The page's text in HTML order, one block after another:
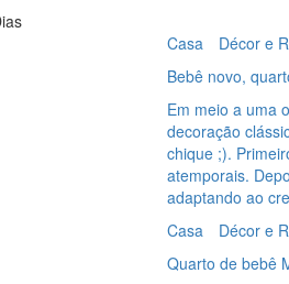
Casa
Décor e
Bebê novo,
Em meio a uma
decoração
chique ;).
atemporais.
adaptando ao
Casa
Décor e
Quarto de bebê